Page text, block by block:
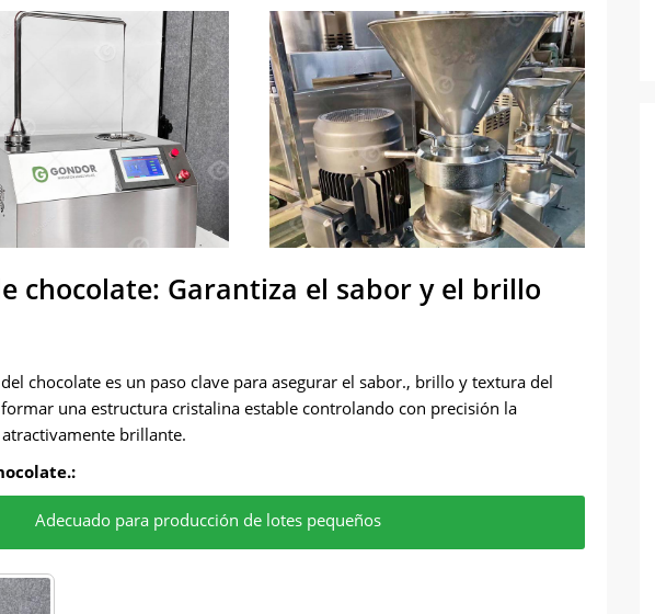
chocolate: Garantiza el sabor y el brillo
chocolate es un paso clave para asegurar el sabor., brillo y textura del
una estructura cristalina estable controlando con precisión la
brillante.
Adecuado para producción de lotes pequeños